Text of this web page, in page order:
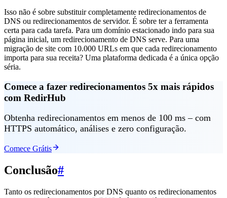
Isso não é sobre substituir completamente redirecionamentos de
DNS ou redirecionamentos de servidor. É sobre ter a ferramenta
certa para cada tarefa. Para um domínio estacionado indo para sua
página inicial, um redirecionamento de DNS serve. Para uma
migração de site com 10.000 URLs em que cada redirecionamento
importa para sua receita? Uma plataforma dedicada é a única opção
séria.
Comece a fazer redirecionamentos 5x mais rápidos
com RedirHub
Obtenha redirecionamentos em menos de 100 ms – com
HTTPS automático, análises e zero configuração.
Comece Grátis
Conclusão#
Tanto os redirecionamentos por DNS quanto os redirecionamentos